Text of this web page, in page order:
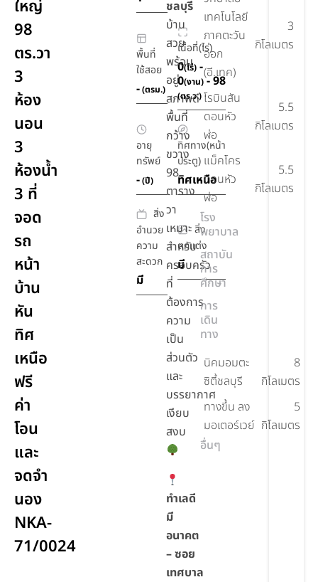
ใหญ่
98
ตร.วา
3
ห้อง
นอน
3
ห้องน้ำ
3 ที่
จอด
รถ
หน้า
บ้าน
หัน
ทิศ
เหนือ
ฟรี
ค่า
โอน
และ
จดจำ
นอง
NKA-
71/0024
พื้นที่
ใช้สอย
-(ตรม.)
เนื้อที่(ไร่)
0(ไร่) -
0(งาน)- 98
(ตร.ว.)
อายุ
ทรัพย์
-(ปี)
ทิศทาง(หน้า
ประตู)
ทิศเหนือ
สิ่ง
อำนวย
ความ
สะดวก
มี
สิ่ง
ตกแต่ง
มี
ชลบุรี
บ้าน
สวย
พร้อม
อยู่
สภาพดี
พื้นที่
กว้าง
ขวาง
98
ตาราง
วา
เหมาะ
สำหรับ
ครอบครัว
ที่
ต้องการ
ความ
เป็น
ส่วนตัว
และ
บรรยากาศ
เงียบ
สงบ
ทำเลดี
มี
อนาคต
– ซอย
เทศบาล
เทคโนโลยี
ภาคตะวัน
ออก
(อี.เทค)
3
กิโลเมตร
โรบินสัน
ดอนหัว
ฬ่อ
5.5
กิโลเมตร
แม็คโคร
ดอนหัว
ฬ่อ
5.5
กิโลเมตร
โรง
พยาบาล
สถาบัน
การ
ศึกษา
การ
เดิน
ทาง
นิคมอมตะ
ซิตี้ชลบุรี
8
กิโลเมตร
ทางขึ้น ลง
มอเตอร์เวย์
5
กิโลเมตร
อื่นๆ